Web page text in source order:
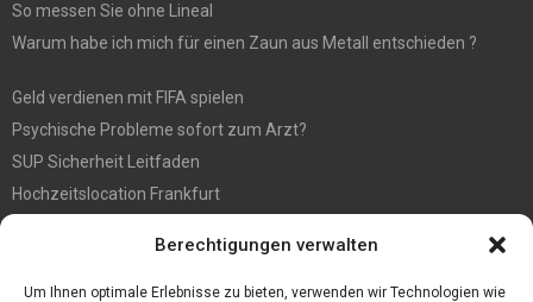
Berechtigungen verwalten
Um Ihnen optimale Erlebnisse zu bieten, verwenden wir Technologien wie
So messen Sie ohne Lineal
Warum habe ich mich für einen Zaun aus Metall entschieden ?
Geld verdienen mit FIFA spielen
Psychische Probleme sofort zum Arzt?
SUP Sicherheit Leitfaden
Hochzeitslocation Frankfurt
Großer Spaß auf der Kirmes in Bonn!
Bester Oscam- und CCcam-Server für 2021